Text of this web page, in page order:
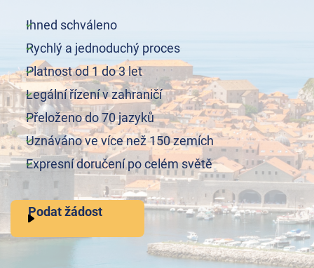
Ihned schváleno
Rychlý a jednoduchý proces
Platnost od 1 do 3 let
Legální řízení v zahraničí
Přeloženo do 70 jazyků
Uznáváno ve více než 150 zemích
Expresní doručení po celém světě
Podat žádost